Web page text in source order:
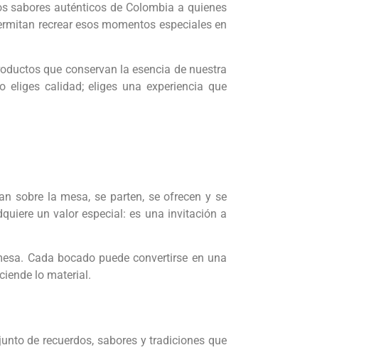
sabores auténticos de Colombia a quienes
recrear esos momentos especiales en
que conservan la esencia de nuestra
eliges calidad; eliges una experiencia que
sobre la mesa, se parten, se ofrecen y se
un valor especial: es una invitación a
Cada bocado puede convertirse en una
lo material.
de recuerdos, sabores y tradiciones que